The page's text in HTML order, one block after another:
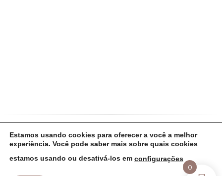
Política de CookiesPolítica de Privacidade
Termos de Uso
Copyright Lavie de prata - 43.887.208/0001-
Estamos usando cookies para oferecer a você a melhor
experiência. Você pode saber mais sobre quais cookies
estamos usando ou desativá-los em configurações
0